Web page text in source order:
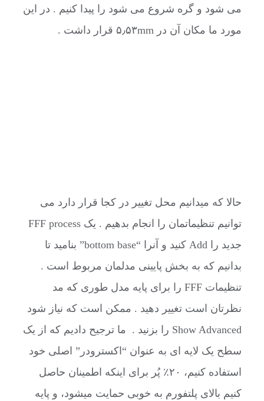
می شود و گره شروع می شود را پیدا کنیم . در این
مورد ما مکان آن در ۵٫۵۳mm قرار داشت .
حالا که میدانیم محل تغییر در کجا قرار دارد می
توانیم تنظیماتمان را انجام بدهیم . یک FFF process
جدید را Add کنید و آنرا “bottom base” بنامید تا
بدانیم که به بخش پایینی مدلمان مربوط است .
تنظیمات FFF را برای پایه مدل طوری که مد
نظرتان است تغییر دهید . ممکن است که نیاز شود
Show Advanced را بزنید . ما ترجیح دادیم که از یک
سطح یک لایه ای به عنوان “اکسترودر” اصلی خود
استفاده کنیم، ٢٠٪‏ پُر برای اینکه اطمینان حاصل
کنیم بالای پلتفورم به خوبی حمایت میشود، و پایه